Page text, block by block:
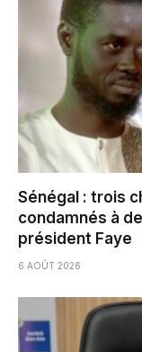
Sénégal : trois
condamnés à
président Faye
6 AOÛT 2026